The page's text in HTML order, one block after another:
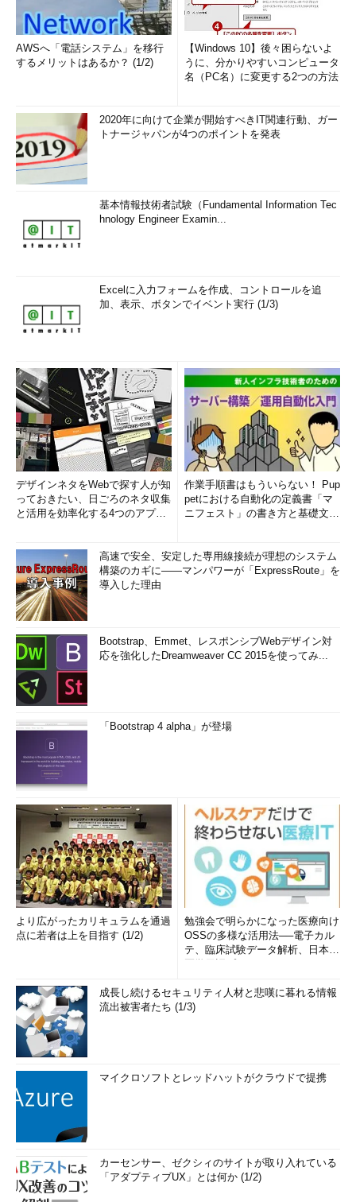
AWSへ「電話システム」を移行
するメリットはあるか？ (1/2)
【Windows 10】後々困らないよ
うに、分かりやすいコンピュータ
名（PC名）に変更する2つの方法
2020年に向けて企業が開始すべきIT関連行動、ガー
トナージャパンが4つのポイントを発表
基本情報技術者試験（Fundamental Information Tec
hnology Engineer Examin...
Excelに入力フォームを作成、コントロールを追
加、表示、ボタンでイベント実行 (1/3)
デザインネタをWebで探す人が知
っておきたい、日ごろのネタ収集
と活用を効率化する4つのアプリ
作業手順書はもういらない！ Pup
petにおける自動化の定義書「マ
ニフェスト」の書き方と基礎文法
高速で安全、安定した専用線接続が理想のシステム
構築のカギに――マンパワーが「ExpressRoute」を
導入した理由
Bootstrap、Emmet、レスポンシブWebデザイン対
応を強化したDreamweaver CC 2015を使ってみ...
「Bootstrap 4 alpha」が登場
より広がったカリキュラムを通過
点に若者は上を目指す (1/2)
勉強会で明らかになった医療向け
OSSの多様な活用法──電子カル
テ、臨床試験データ解析、日本語
成長し続けるセキュリティ人材と悲嘆に暮れる情報
流出被害者たち (1/3)
マイクロソフトとレッドハットがクラウドで提携
カーセンサー、ゼクシィのサイトが取り入れている
「アダプティブUX」とは何か (1/2)